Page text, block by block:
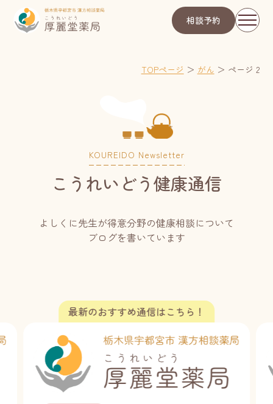
相談予約
TOPページ ＞ がん ＞ ページ 2
KOUREIDO Newsletter
こうれいどう健康通信
よしくに先生が得意分野の健康相談について
ブログを書いています